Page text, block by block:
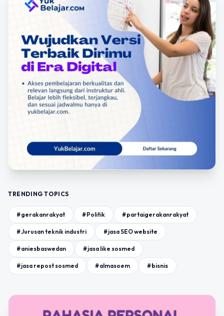
TRENDING TOPICS
#gerakanrakyat #Politik #partaigerakanrakyat
#Jurusan teknik industri #jasa SEO website
#aniesbaswedan #jasa like sosmed
#jasa repost sosmed #almasoem #bisnis